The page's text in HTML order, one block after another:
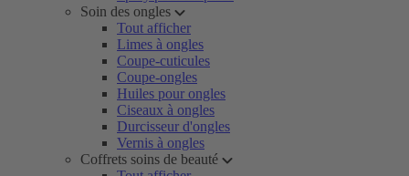
Soin des ongles
Tout afficher
Limes à ongles
Coupe-cuticules
Coupe-ongles
Huiles pour ongles
Ciseaux à ongles
Durcisseur d'ongles
Vernis à ongles
Coffrets soins de beauté